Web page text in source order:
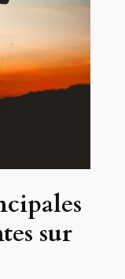
sur